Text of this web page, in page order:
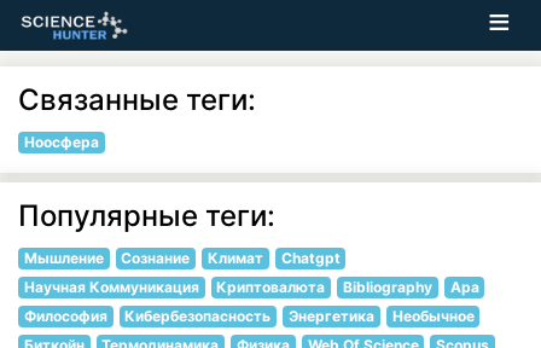
Связанные теги:
Ноосфера
Популярные теги:
Мышление Сознание Климат
Chatgpt
Научная Коммуникация
Криптовалюта Bibliography
Apa
Философия
Кибербезопасность Энергетика
Необычное